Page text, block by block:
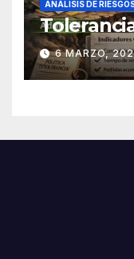
ANÁLISIS DE
6 MARZO,